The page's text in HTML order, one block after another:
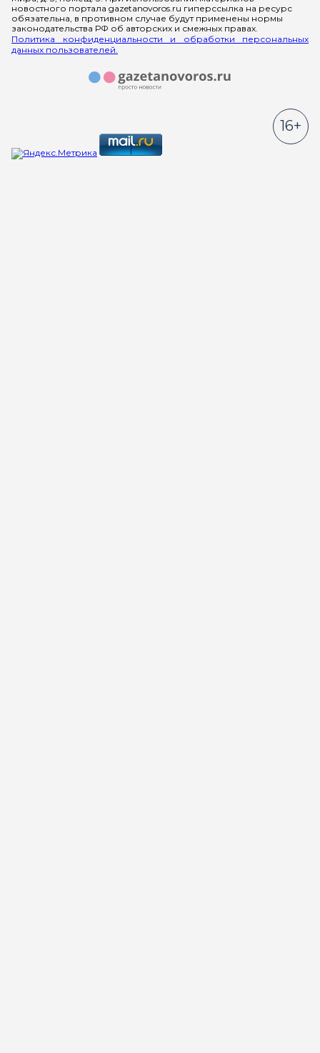
новостного портала gazetanovoros.ru гиперссылка на ресурс
обязательна, в противном случае будут применены нормы
законодательства РФ об авторских и смежных правах.
Политика конфиденциальности и обработки персональных
данных пользователей.
16+